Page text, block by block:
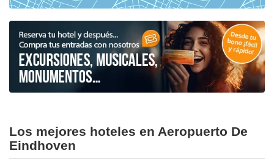
Los mejores hoteles en Aeropuerto De
Eindhoven